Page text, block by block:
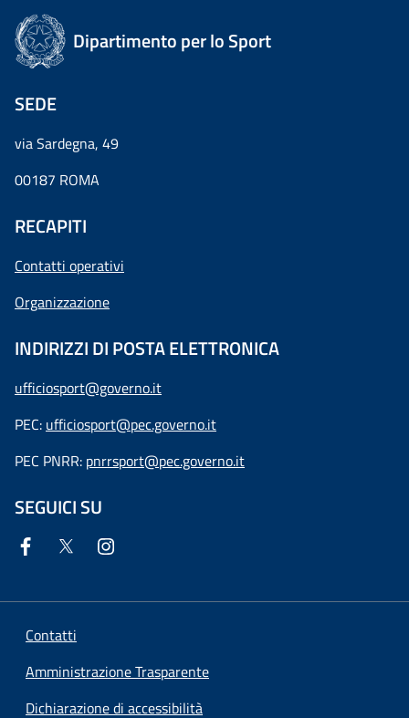
Dipartimento per lo Sport
SEDE
via Sardegna, 49
00187 ROMA
RECAPITI
Contatti operativi
Organizzazione
INDIRIZZI DI POSTA ELETTRONICA
ufficiosport@governo.it
PEC: ufficiosport@pec.governo.it
PEC PNRR: pnrrsport@pec.governo.it
SEGUICI SU
Contatti
Amministrazione Trasparente
Dichiarazione di accessibilità